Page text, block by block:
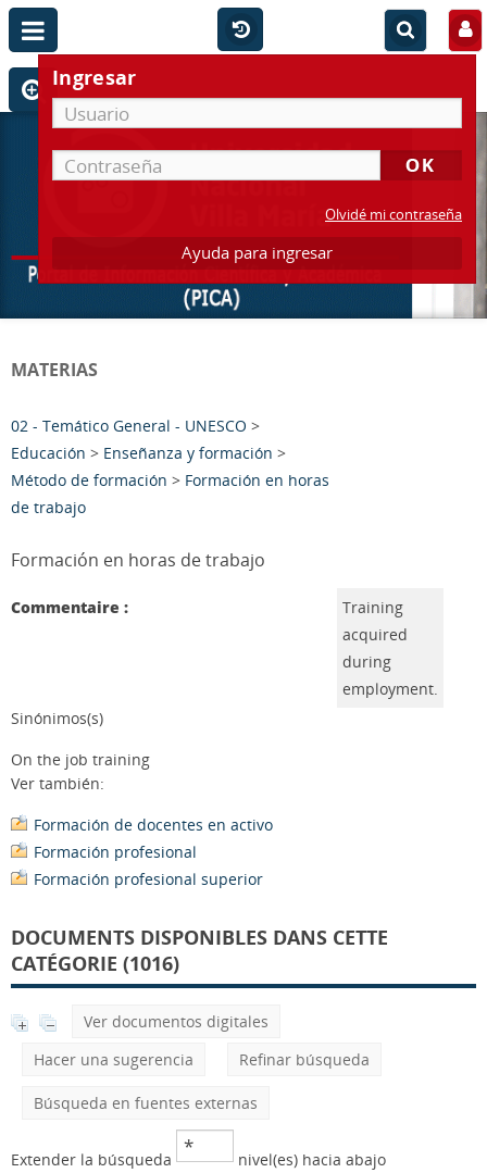
Ingresar
Olvidé mi contraseña
Ayuda para ingresar
MATERIAS
02 - Temático General - UNESCO >
Educación > Enseñanza y formación >
Método de formación > Formación en horas
de trabajo
Formación en horas de trabajo
Commentaire :
Training
acquired
during
employment.
Sinónimos(s)
On the job training
Ver también:
Formación de docentes en activo
Formación profesional
Formación profesional superior
DOCUMENTS DISPONIBLES DANS CETTE
CATÉGORIE (1016)
Ver documentos digitales
Hacer una sugerencia
Refinar búsqueda
Búsqueda en fuentes externas
Extender la búsqueda nivel(es) hacia abajo